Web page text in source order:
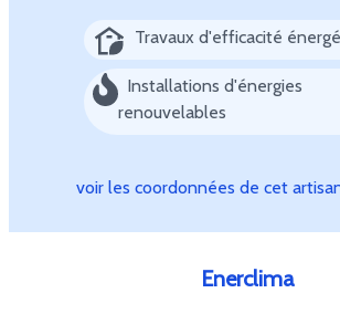
Travaux d'efficacité
Installations d'énergies
renouvelables
voir les coordonnées de cet
Enerclima